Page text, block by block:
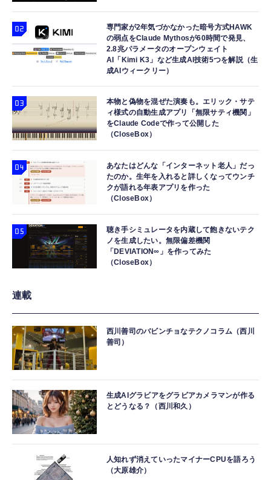
専門家が2年気づかなかった暗号方式HAWK
の弱点をClaude Mythosが60時間で発見、
2.8兆パラメータのオープンウェイト
AI「Kimi K3」など生成AI技術5つを解説（生
成AIウィークリー）
本物と偽物を混ぜた演奏も。エリック・サテ
ィ様式の自動生成アプリ「無限サティ機関」
をClaude Codeで作って公開した
（CloseBox）
あなたはどんな「インターネット老人」だっ
たのか。生年を入れると詳しくなってウンチ
クが語れる年表アプリを作った
（CloseBox）
聴き手シミュレータを内蔵して飽きないテク
ノを生成したい。無限偏差機関
「DEVIATION∞」を作ってみた
（CloseBox）
連載
西川善司のバビンチョなテクノコラム（西川
善司）
生成AIグラビアをグラビアカメラマンが作る
とどうなる？（西川和久）
人知れず消えていったマイナーCPUを語ろう
（大原雄介）